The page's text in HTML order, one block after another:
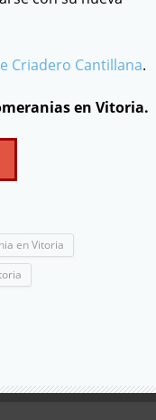
Criadero Cantillana.
en Vitoria.
en Vitoria